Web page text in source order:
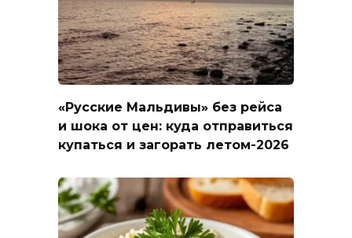
«Русские Мальдивы» без рейса
и шока от цен: куда отправиться
купаться и загорать летом-2026